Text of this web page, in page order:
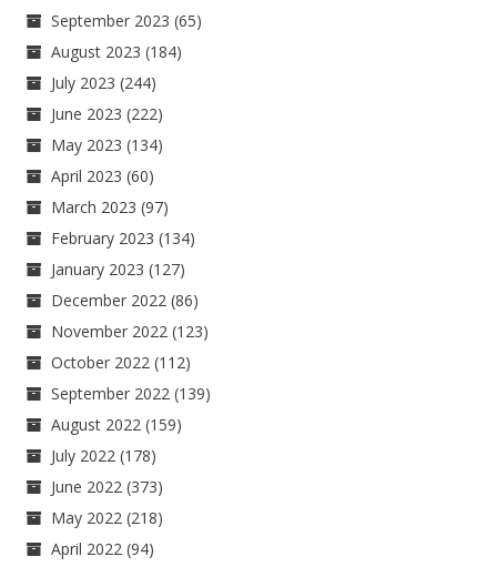
September 2023 (65)
August 2023 (184)
July 2023 (244)
June 2023 (222)
May 2023 (134)
April 2023 (60)
March 2023 (97)
February 2023 (134)
January 2023 (127)
December 2022 (86)
November 2022 (123)
October 2022 (112)
September 2022 (139)
August 2022 (159)
July 2022 (178)
June 2022 (373)
May 2022 (218)
April 2022 (94)